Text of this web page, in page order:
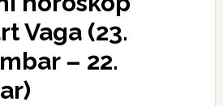
Vaga (23.
– 22.